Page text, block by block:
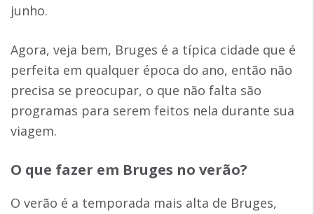
junho.
Agora, veja bem, Bruges é a típica cidade que é
perfeita em qualquer época do ano, então não
precisa se preocupar, o que não falta são
programas para serem feitos nela durante sua
viagem.
O que fazer em Bruges no verão?
O verão é a temporada mais alta de Bruges,